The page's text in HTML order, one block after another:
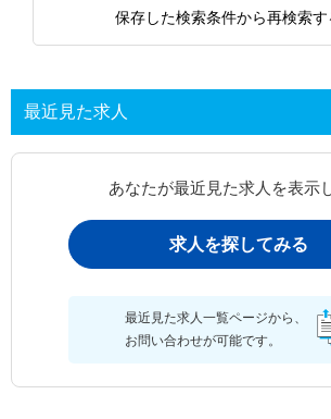
保存した検索条件から再検索す
最近見た求人
あなたが最近見た求人を表示
求人を探してみる
最近見た求人一覧ページから、
お問い合わせが可能です。